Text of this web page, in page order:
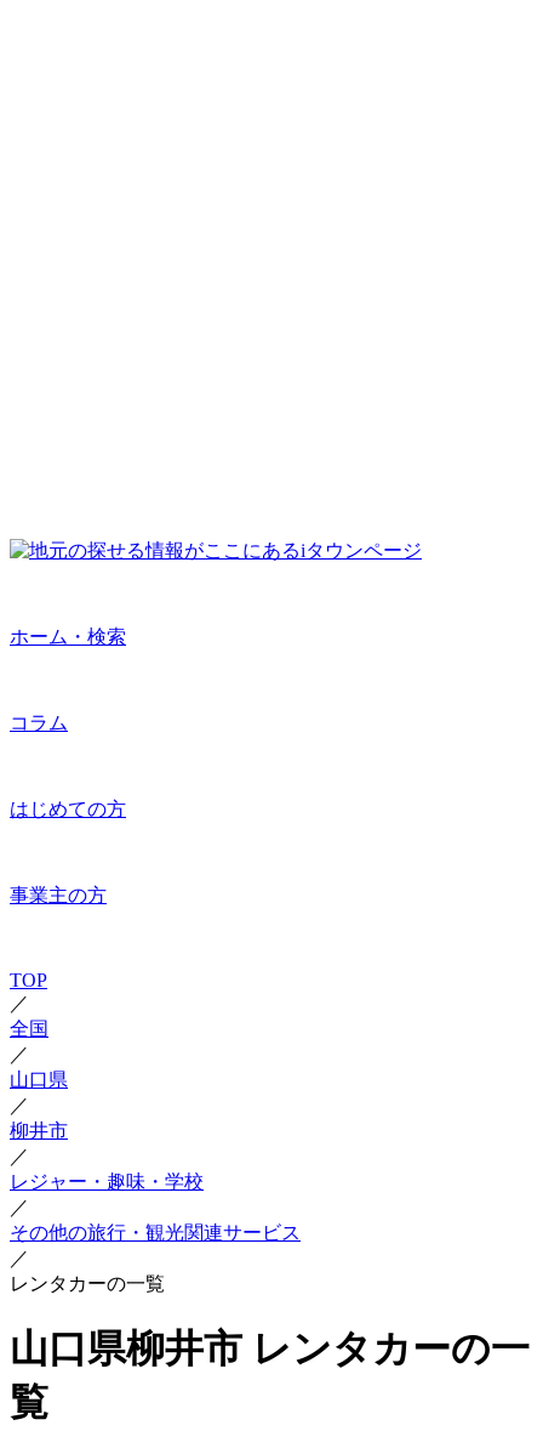
ホーム・検索
コラム
はじめての方
事業主の方
TOP
／
全国
／
山口県
／
柳井市
／
レジャー・趣味・学校
／
その他の旅行・観光関連サービス
／
レンタカーの一覧
山口県柳井市 レンタカーの一
覧